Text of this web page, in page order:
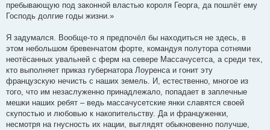
пребывающую под законной властью короля Георга, да пошлёт ему
Господь долгие годы жизни.»
Я задумался. Вообще-то я предпочёл бы находиться не здесь, в
этом небольшом бревенчатом форте, командуя полутора сотнями
неотёсанных увальней с ферм на севере Массачусетса, а среди тех,
кто выполняет приказ губернатора Лоуренса и гонит эту
французскую нечисть с наших земель. И, естественно, многое из
того, что им незаслуженно принадлежало, попадает в заплечные
мешки наших ребят – ведь массачусетские янки славятся своей
скупостью и любовью к накопительству. Да и француженки,
несмотря на гнусность их нации, выглядят обыкновенно получше,